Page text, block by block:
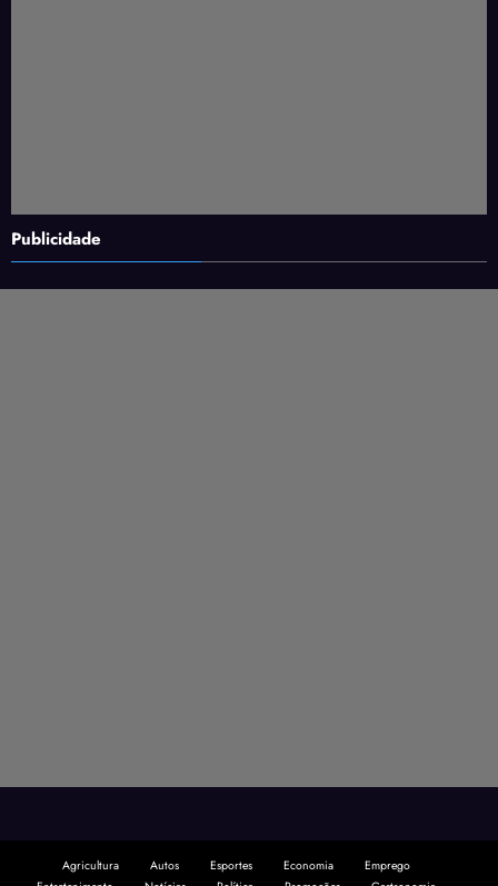
Publicidade
Agricultura Autos Esportes Economia
Emprego